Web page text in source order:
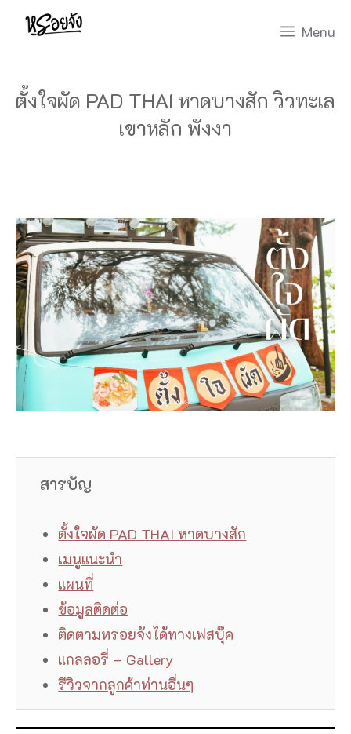
Skip
Menu
ตั้งใจผัด PAD THAI หาดบางสัก วิวทะเล
เขาหลัก พังงา
สารบัญ
ตั้งใจผัด PAD THAI หาดบางสัก
เมนูแนะนำ
แผนที่
ข้อมูลติดต่อ
ติดตามหรอยจังได้ทางเฟสบุ๊ค
แกลลอรี่ – Gallery
รีวิวจากลูกค้าท่านอื่นๆ